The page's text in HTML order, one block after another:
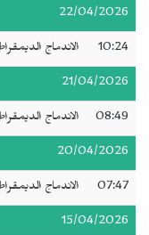
22/04/2026
10:24 الاندماج
21/04/2026
08:49 الاندماج
20/04/2026
07:47 الاندماج
15/04/2026